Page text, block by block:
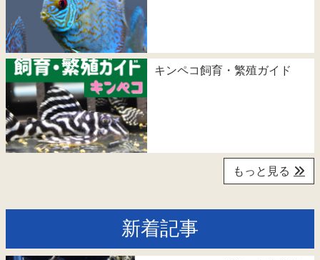
キンペコ飼育・繁殖ガイド
もっと見る
新着記事